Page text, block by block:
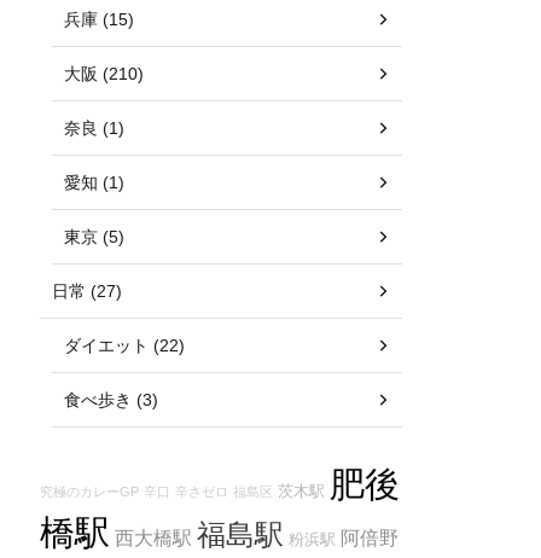
兵庫 (15)
大阪 (210)
奈良 (1)
愛知 (1)
東京 (5)
日常 (27)
ダイエット (22)
食べ歩き (3)
究極のカレーGP 辛口 辛さゼロ 福島区 茨木駅 肥後
橋駅 西大橋駅 福島駅 粉浜駅 阿倍野